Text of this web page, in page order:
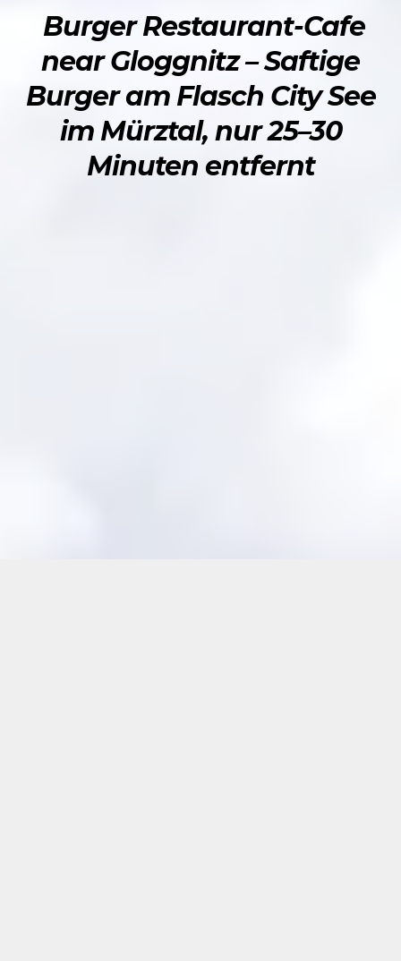
Burger Restaurant-Cafe
near Gloggnitz – Saftige
Burger am Flasch City See
im Mürztal, nur 25–30
Minuten entfernt